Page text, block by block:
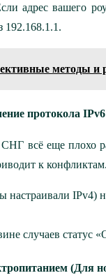
адрес вашего
192.168.1.1.
методы и
протокола IPv6
всё еще плохо
к конфликтам.
настраивали IPv4)
случаев статус
(Для